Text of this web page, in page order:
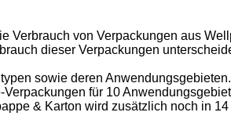
Verbrauch von Verpackungen aus
dieser Verpackungen
sowie deren
für 10
& Karton wird zusätzlich noch in